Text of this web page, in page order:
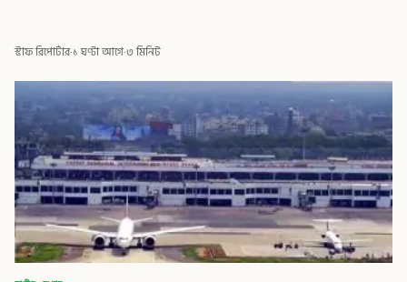
স্টাফ রিপোর্টার·১ ঘণ্টা আগে·৩ মিনিট